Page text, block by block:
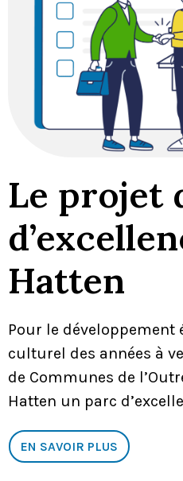
Le projet
Hatten
Pour le
culturel des années à
de Communes de
Hatten un parc
EN SAVOIR PLUS